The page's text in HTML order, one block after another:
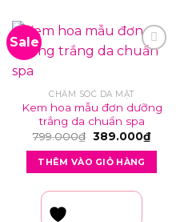
Sale
CHĂM SÓC DA MẶT
Kem hoa mẫu đơn dưỡng
trắng da chuẩn spa
799.000₫ Giá
là:
799.000₫.
389.000₫Giá
hiện
THÊM VÀO GIỎ HÀNG